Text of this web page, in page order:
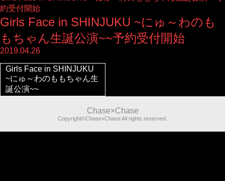
約受付開始
Girls Face in SHINJUKU ~にゅ～わのも
もちゃん生誕公演~~予約受付開始
2019.04.26
Girls Face in SHINJUKU
~にゅ～わのももちゃん生
誕公演~~
Chase×Chase
Copyright©Chase×Chase All rights reserved.